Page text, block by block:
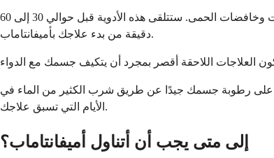
قبل كل عملية تسريب، سيقدم لك فريقك الطبي أدوية مسبقة للمساعدة في منع الحساسية. عادة ما تشمل هذه مضادات الهيستامين والمنشطات وخافضات الحمى. ستتلقى هذه الأدوية قبل حوالي 30 إلى 60
دقيقة من بدء علاجك بأميفانتاماب.
على رطوبة جسمك جيدًا عن طريق شرب الكثير من الماء في
الأيام التي تسبق علاجك.
إلى متى يجب أن أتناول أميفانتاماب؟